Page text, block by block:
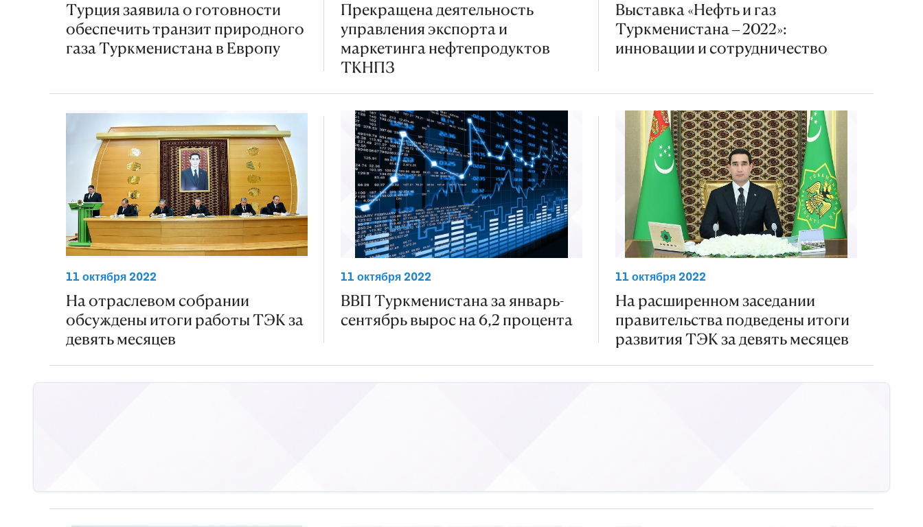
Турция заявила о готовности
обеспечить транзит природного
газа Туркменистана в Европу
Прекращена деятельность
управления экспорта и
маркетинга нефтепродуктов
ТКНПЗ
Выставка «Нефть и газ
Туркменистана – 2022»:
инновации и сотрудничество
11 октября 2022
На отраслевом собрании
обсуждены итоги работы ТЭК за
девять месяцев
11 октября 2022
ВВП Туркменистана за январь-
сентябрь вырос на 6,2 процента
11 октября 2022
На расширенном заседании
правительства подведены итоги
развития ТЭК за девять месяцев